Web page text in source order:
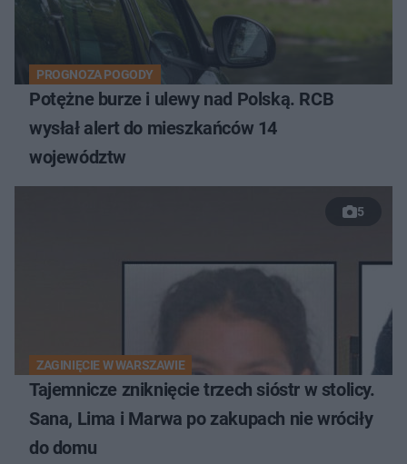
PROGNOZA POGODY
Potężne burze i ulewy nad Polską. RCB
wysłał alert do mieszkańców 14
województw
5
ZAGINIĘCIE W WARSZAWIE
Tajemnicze zniknięcie trzech sióstr w stolicy.
Sana, Lima i Marwa po zakupach nie wróciły
do domu